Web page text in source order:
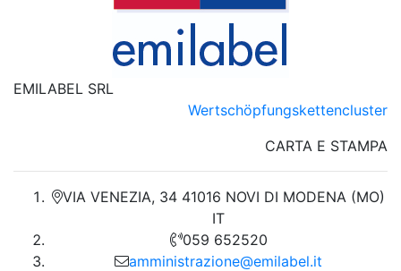
EMILABEL SRL
Wertschöpfungskettencluster
CARTA E STAMPA
VIA VENEZIA, 34 41016 NOVI DI MODENA (MO)
IT
059 652520
amministrazione@emilabel.it